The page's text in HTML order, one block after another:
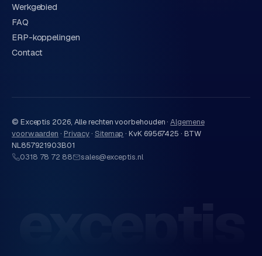
Werkgebied
FAQ
ERP-koppelingen
Contact
© Exceptis 2026, Alle rechten voorbehouden · Algemene
voorwaarden · Privacy· Sitemap ·KvK 69567425 · BTW
NL857921903B01
0318 78 72 88
sales@exceptis.nl